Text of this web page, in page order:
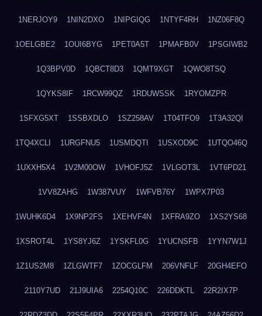
1NERJOY9 1NIN2DXO 1NIPGIQG 1NTYF4RH 1NZ06F8Q
1OELGBE2 1OUI6BYG 1PET0A5T 1PMAFB0V 1PSGIWB2
1Q3BPV0D 1QBCT8D3 1QMT9XGT 1QWO8TSQ
1QYKS8IF 1RCW99QZ 1RDUWSSK 1RYOMZPR
1SFXG5XT 1SSBXDLO 1SZ258AV 1T04TFO9 1T3A32QI
1TQ4XCLI 1URGFNU5 1USMDQTI 1USXOD9C 1UTQO46Q
1UXXH5X4 1V2M00OW 1VHOFJ5Z 1VLGOT3L 1VT6PD21
1VV8ZAHG 1W387VUY 1WFVB76Y 1WPX7P03
1WUHK6D4 1X9NP2FS 1XEHVF4N 1XFRA9ZO 1XS2YS68
1XSROT4L 1YS8YJ6Z 1YSKFL0G 1YUCNSFB 1YYN7W1J
1Z1US2M8 1ZLGWTF7 1ZOCGLFM 206VNFLF 20GH4EFO
2110Y7UD 21J9UIA6 2254Q10C 226DDKTL 22R2IX7P